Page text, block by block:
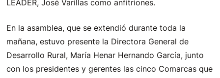
LEADER, José Varillas como anfitriones.
En la asamblea, que se extendió durante toda la
mañana, estuvo presente la Directora General de
Desarrollo Rural, María Henar Hernando García, junto
con los presidentes y gerentes las cinco Comarcas que